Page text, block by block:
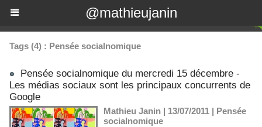
@mathieujanin
Tags (4) : Pensée socialnomique
Pensée socialnomique du mercredi 15 décembre -
Les médias sociaux sont les principaux concurrents de
Google
Mathieu Janin | 13/07/2011 | Pensée
socialnomique